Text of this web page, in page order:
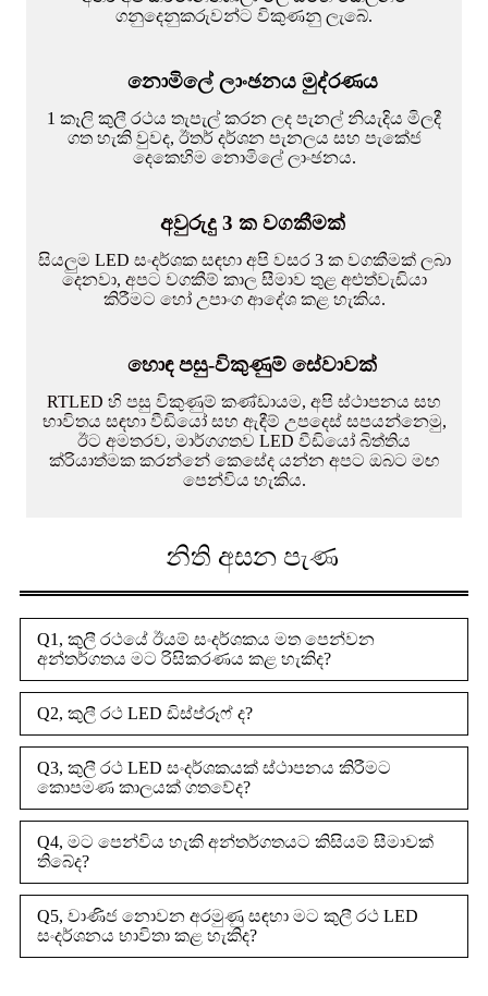
ගනුදෙනුකරුවන්ට විකුණනු ලැබේ.
නොමිලේ ලාංඡනය මුද්රණය
1 කෑලි කුලී රථය තැපැල් කරන ලද පැනල් නියැදිය මිලදී
ගත හැකි වුවද, ඊතර් දර්ශන පැනලය සහ පැකේජ
දෙකෙහිම නොමිලේ ලාංඡනය.
අවුරුදු 3 ක වගකීමක්
සියලුම LED සංදර්ශක සඳහා අපි වසර 3 ක වගකීමක් ලබා
දෙනවා, අපට වගකීම් කාල සීමාව තුළ අළුත්වැඩියා
කිරීමට හෝ උපාංග ආදේශ කළ හැකිය.
හොඳ පසු-විකුණුම් සේවාවක්
RTLED හි පසු විකුණුම් කණ්ඩායම, අපි ස්ථාපනය සහ
භාවිතය සඳහා වීඩියෝ සහ ඇඳීම් උපදෙස් සපයන්නෙමු,
ඊට අමතරව, මාර්ගගතව LED වීඩියෝ බිත්තිය
ක්රියාත්මක කරන්නේ කෙසේද යන්න අපට ඔබට මඟ
පෙන්විය හැකිය.
නිති අසන පැණ
Q1, කුලී රථයේ ඊයම් සංදර්ශකය මත පෙන්වන
අන්තර්ගතය මට රිසිකරණය කළ හැකිද?
Q2, කුලී රථ LED ඩිස්ප්රූෆ් ද?
Q3, කුලී රථ LED සංදර්ශකයක් ස්ථාපනය කිරීමට
කොපමණ කාලයක් ගතවේද?
Q4, මට පෙන්විය හැකි අන්තර්ගතයට කිසියම් සීමාවක්
තිබේද?
Q5, වාණිජ නොවන අරමුණු සඳහා මට කුලී රථ LED
සංදර්ශනය භාවිතා කළ හැකිද?